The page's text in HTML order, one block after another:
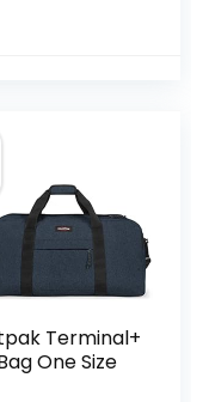
Terminal+
One Size